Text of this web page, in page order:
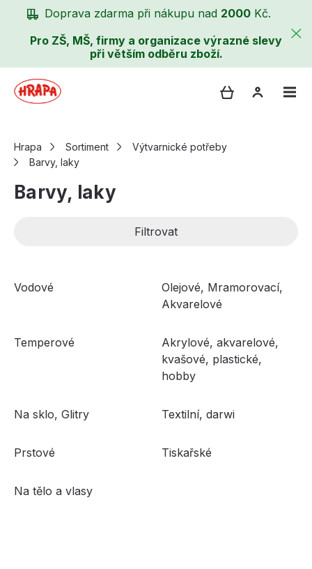
Doprava zdarma při nákupu nad 2000 Kč.
Pro ZŠ, MŠ, firmy a organizace výrazné slevy
při větším odběru zboží.
Hrapa Sortiment
Výtvarnické potřeby
Barvy, laky
Barvy, laky
Filtrovat
Vodové
Olejové, Mramorovací,
Akvarelové
Temperové
Akrylové, akvarelové,
kvašové, plastické,
hobby
Na sklo, Glitry Textilní, darwi
Prstové Tiskařské
Na tělo a vlasy